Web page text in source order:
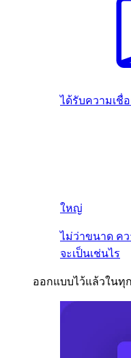
ได้รับความเชื่
ใหญ่
ไม่ว่าขนาด ค
จะเป็นเช่นไร
ออกแบบไว้แล้วในทุ